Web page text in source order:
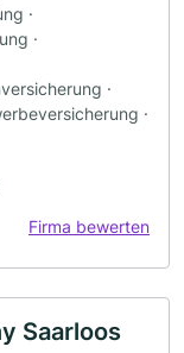
·
·
·
·
Firma bewerten
Saarloos